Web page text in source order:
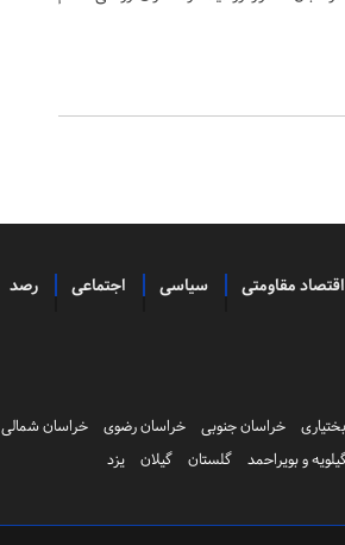
اقتصاد مقاومتی سیاسی اجتماعی رصد
خراسان جنوبی خراسان رضوی خراسان شمالی
و بویراحمد گلستان گیلان یزد